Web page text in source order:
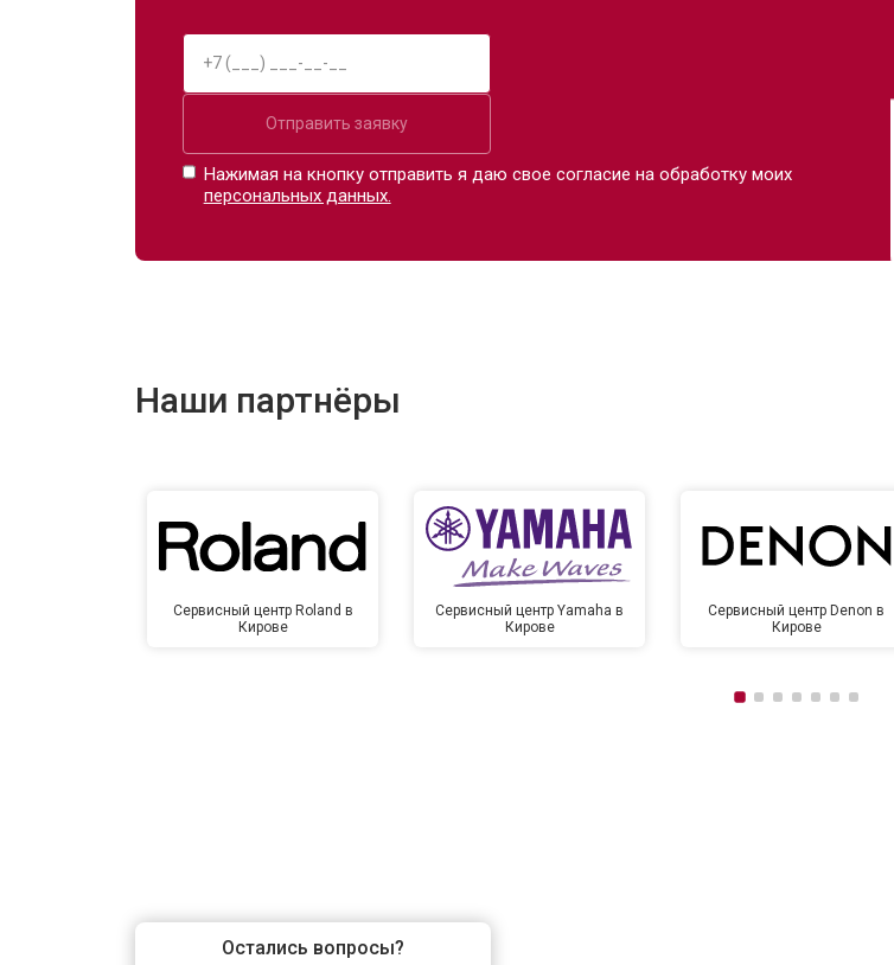
Отправить заявку
Нажимая на кнопку отправить я даю свое согласие на обработку моих
персональных данных.
Наши партнёры
Сервисный центр Roland в
Кирове
Сервисный центр Yamaha в
Кирове
Сервисный центр Denon в
Кирове
Остались вопросы?